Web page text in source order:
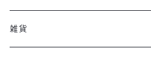
小物
ピアス
雑貨